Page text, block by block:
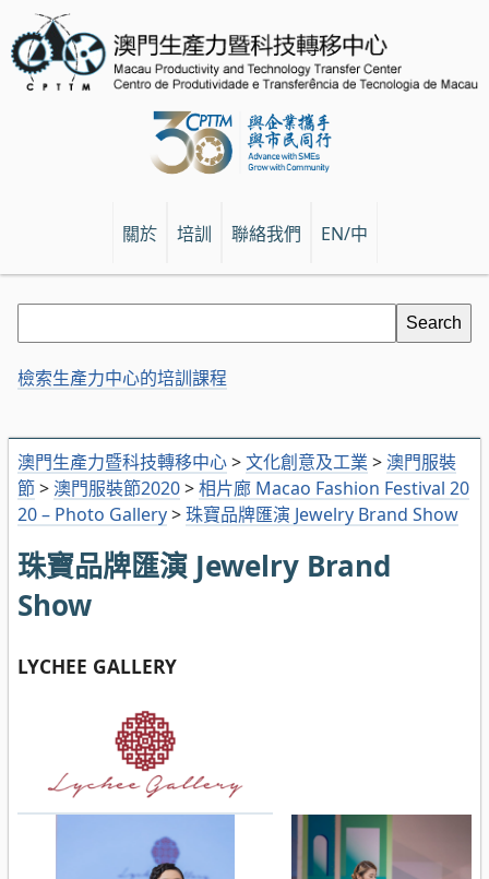
關於 培訓 聯絡我們 EN/中
澳門生產力暨科技轉移中心>文化創意及工業 > 澳門服裝
節> 澳門服裝節2020>相片廊 Macao Fashion Festival 20
20 – Photo Gallery>珠寶品牌匯演 Jewelry Brand Show
珠寶品牌匯演 Jewelry Brand
Show
LYCHEE GALLERY
檢索生產力中心的培訓課程